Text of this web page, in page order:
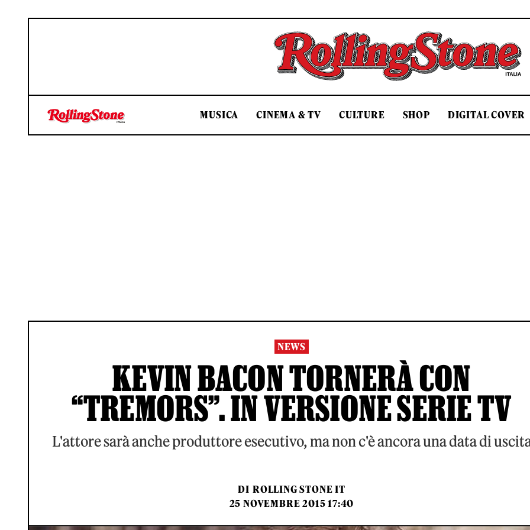
Rolling Stone Italia
MUSICA CINEMA & TV CULTURE SHOP DIGITAL COVER
NEWS
KEVIN BACON TORNERÀ CON
“TREMORS”. IN VERSIONE SERIE TV
L'attore sarà anche produttore esecutivo, ma non c'è ancora una data di
DI ROLLING STONE IT
25 NOVEMBRE 2015 17:40